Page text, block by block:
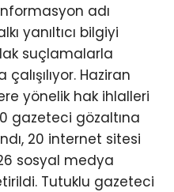
adı
yanıltıcı bilgiyi
suçlamalarla
Haziran
yönelik hak ihlalleri
gazeteci gözaltına
20 internet sitesi
sosyal medya
Tutuklu gazeteci